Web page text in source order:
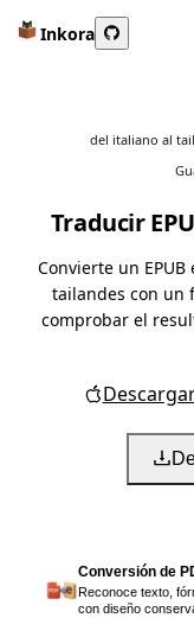
Inkora
del italiano al
Traducir
Convierte un
tailandes con un
comprobar el
Conversión de
Reconoce texto,
con diseño